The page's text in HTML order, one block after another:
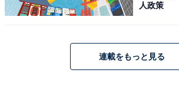
人政策
連載をもっと見る